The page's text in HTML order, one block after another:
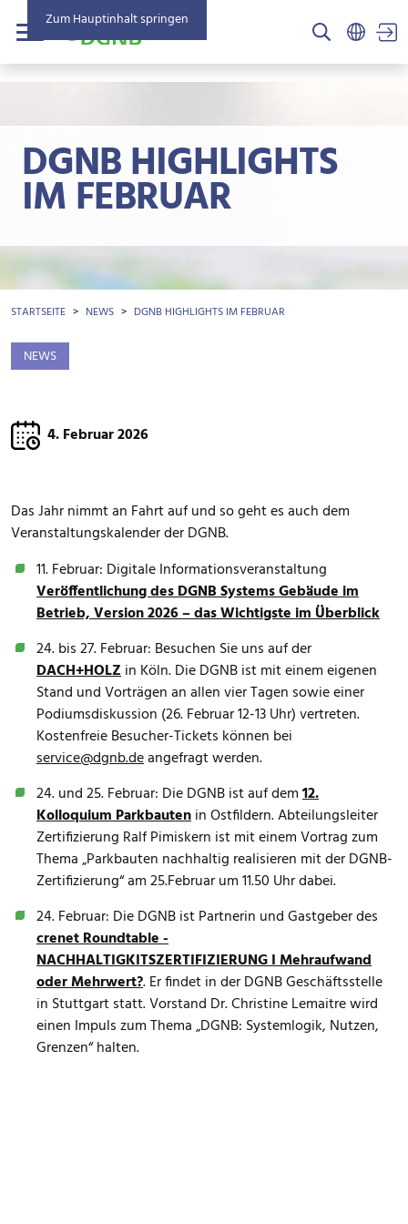
Zum Hauptinhalt springen
Menü
DGNB HIGHLIGHTS
IM FEBRUAR
BROTKRÜMEL
STARTSEITE NEWS DGNB HIGHLIGHTS IM FEBRUAR
NEWS
4. Februar 2026
Das Jahr nimmt an Fahrt auf und so geht es auch dem
Veranstaltungskalender der DGNB.
11. Februar: Digitale Informationsveranstaltung
Veröffentlichung des DGNB Systems Gebäude im
Betrieb, Version 2026 – das Wichtigste im Überblick
24. bis 27. Februar: Besuchen Sie uns auf der
DACH+HOLZin Köln. Die DGNB ist mit einem eigenen
Stand und Vorträgen an allen vier Tagen sowie einer
Podiumsdiskussion (26. Februar 12-13 Uhr) vertreten.
Kostenfreie Besucher-Tickets können bei
service@dgnb.deangefragt werden.
24. und 25. Februar: Die DGNB ist auf dem12.
Kolloquium Parkbautenin Ostfildern. Abteilungsleiter
Zertifizierung Ralf Pimiskern ist mit einem Vortrag zum
Thema „Parkbauten nachhaltig realisieren mit der DGNB-
Zertifizierung“ am 25.Februar um 11.50 Uhr dabei.
24. Februar: Die DGNB istPartnerin und Gastgeber des
crenet Roundtable -
NACHHALTIGKITSZERTIFIZIERUNG I Mehraufwand
oder Mehrwert?. Er findet in der DGNB Geschäftsstelle
in Stuttgart statt. Vorstand Dr. Christine Lemaitrewird
einen Impuls zum Thema „DGNB: Systemlogik, Nutzen,
Grenzen“ halten.